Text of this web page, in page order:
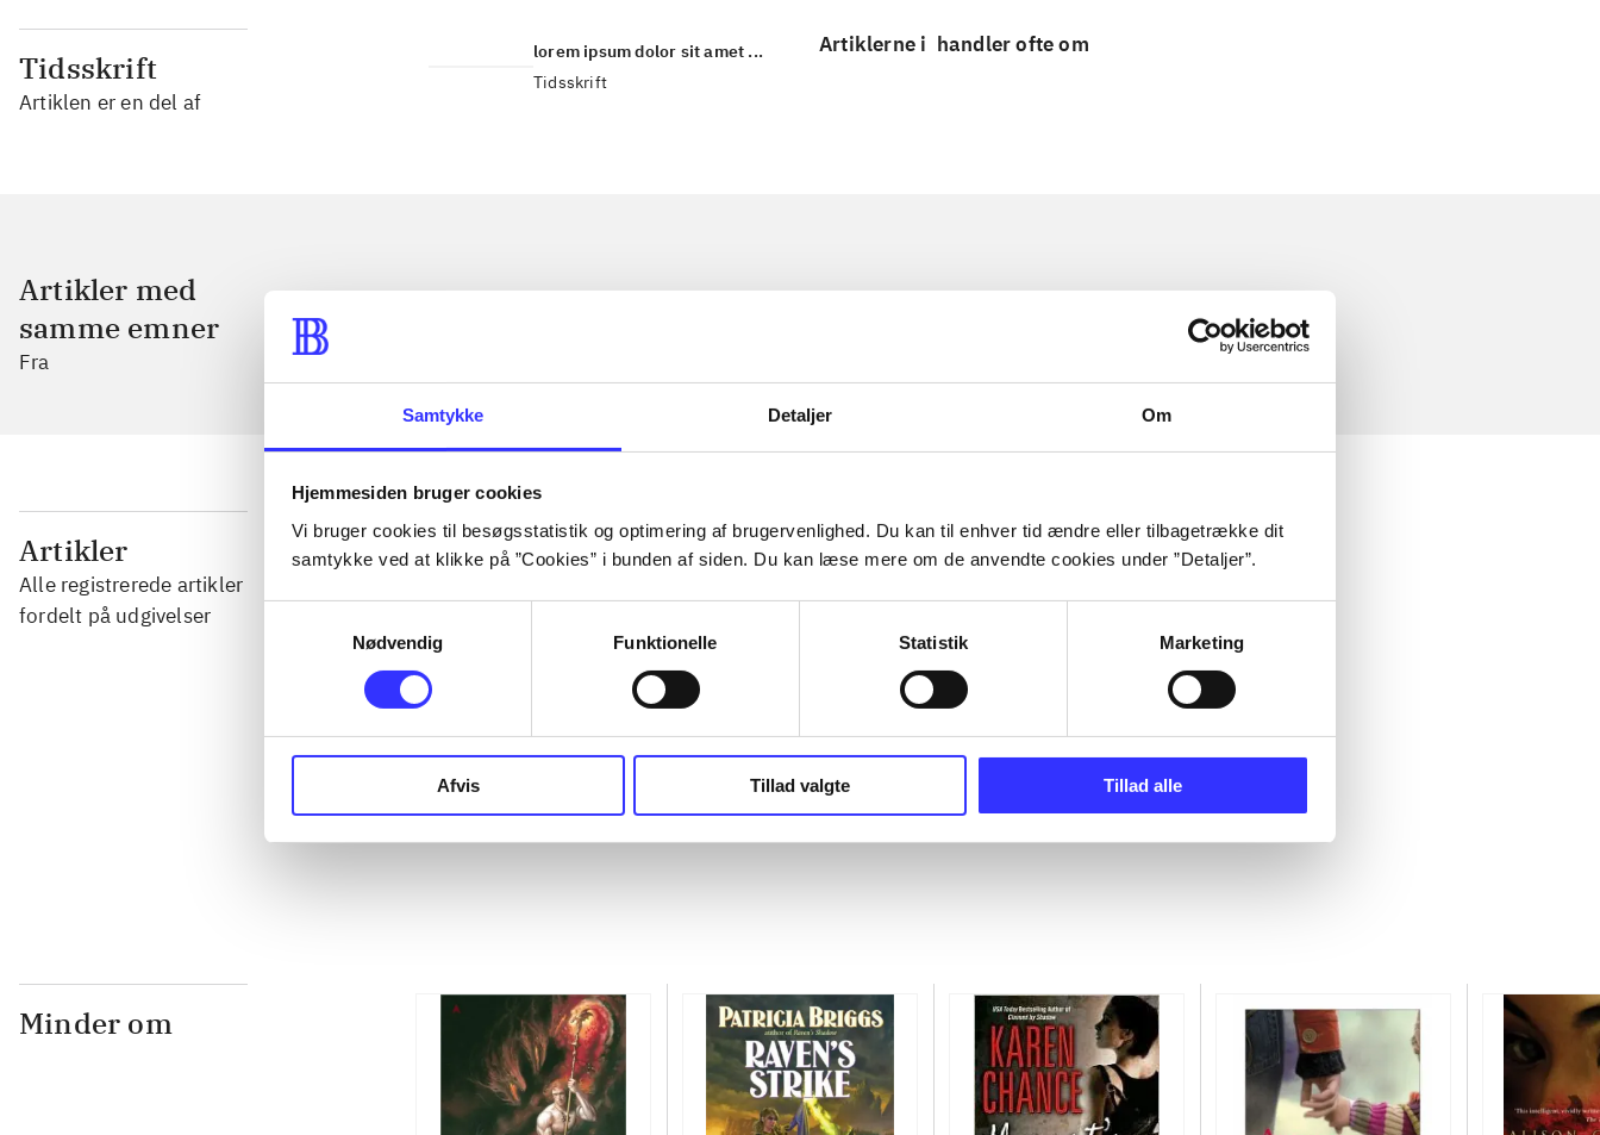
Samtykke Detaljer Om
Hjemmesiden bruger cookies
Vi bruger cookies til besøgsstatistik og optimering af brugervenlighed. Du kan til enhver tid ændre eller tilbagetrække dit
samtykke ved at klikke på ”Cookies” i bunden af siden. Du kan læse mere om de anvendte cookies under ”Detaljer”.
Nødvendig
Funktionelle Statistik Marketing
Afvis Tillad valgte Tillad alle
Tidsskrift
Artiklen er en del af
lorem ipsum dolor sit amet ...
Tidsskrift
Artiklerne i handler ofte om
Artikler med
samme emner
Fra
Artikler
Alle registrerede artikler
fordelt på udgivelser
...
...
...
Minder om